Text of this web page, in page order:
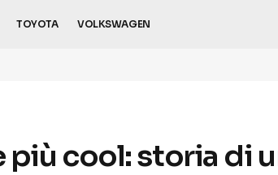
TOYOTA VOLKSWAGEN
più cool: storia di